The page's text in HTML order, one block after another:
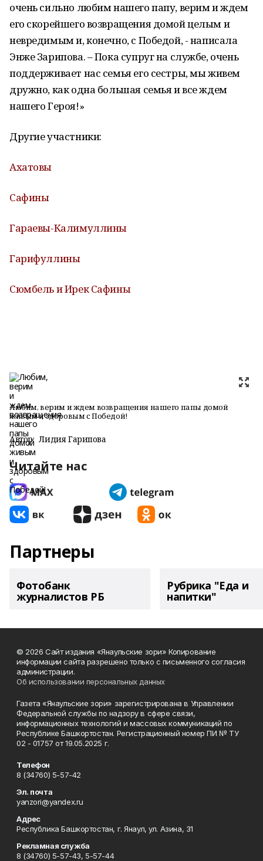
очень сильно любим нашего папу, верим и ждем
его скорейшего возвращения домой целым и
невредимым и, конечно, с Победой, - написала
Энже Зарипова. – Пока супруг на службе, очень
поддерживает нас семья его сестры, мы живем
дружно, как одна большая семья и все ждем
нашего Героя!»
Другие участники:
Ахатовы
Сафины
Гараевы-Калимуллины
Гарифуллины
Сюмбель и Ирек Сафины
Любим, верим и ждем возвращения нашего папы домой
живым и здоровым с Победой!
Автор: Лидия Гарипова
Читайте нас
Партнеры
Фотобанк
журналистов РБ
Рубрика "Еда и
напитки"
© 2026 Сайт издания «Янаульские зори» Копирование
информации сайта разрешено только с письменного согласия
администрации.
Об использовании персональных данных
Газета «Янаульские зори» зарегистрирована в Управлении
Федеральной службы по надзору в сфере связи,
информационных технологий и массовых коммуникаций по
Республике Башкортостан. Регистрационный номер ПИ № ТУ
02 - 01757 от 19.05.2025 г.
Телефон
8 (34760) 5-57-42
Эл. почта
yanzori@yandex.ru
Адрес
Республика Башкортостан, г. Янаул, ул. Азина, 31
Рекламная служба
8 (34760) 5-57-43, 5-57-44